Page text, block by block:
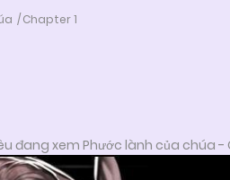
Chapter 1
đang xem Phước lành của chúa -